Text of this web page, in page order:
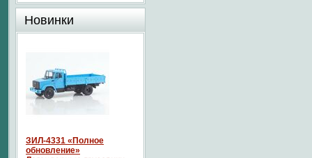
Новинки
ЗИЛ-4331 «Полное
обновление»